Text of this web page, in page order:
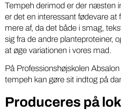
Tempeh derimod er der næsten
er det en interessant fødevare at
mere af, da det både i smag,
sig fra de andre planteproteiner,
at øge variationen i vores mad.
På Professionshøjskolen
tempeh kan gøre sit indtog på
Produceres på